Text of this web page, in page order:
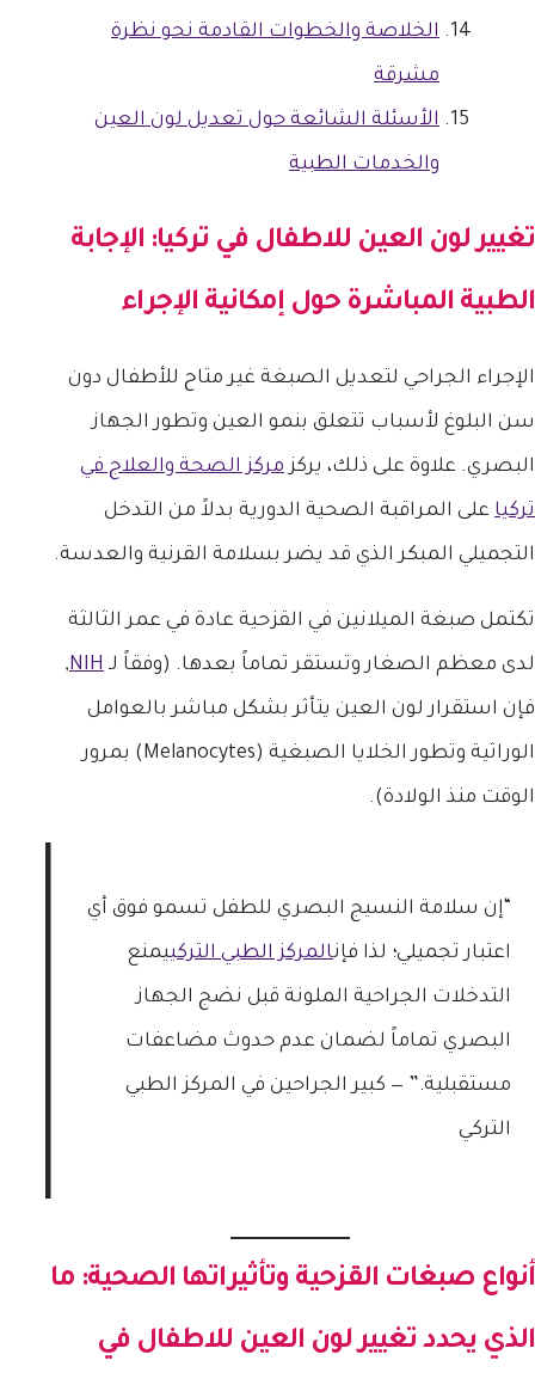
الخلاصة والخطوات القادمة نحو نظرة
مشرقة
الأسئلة الشائعة حول تعديل لون العين
والخدمات الطبية
تغيير لون العين للاطفال في تركيا: الإجابة
الطبية المباشرة حول إمكانية الإجراء
الإجراء الجراحي لتعديل الصبغة غير متاح للأطفال دون
سن البلوغ لأسباب تتعلق بنمو العين وتطور الجهاز
البصري. علاوة على ذلك، يركزمركز الصحة والعلاج في
تركيا على المراقبة الصحية الدورية بدلاً من التدخل
التجميلي المبكر الذي قد يضر بسلامة القرنية والعدسة.
تكتمل صبغة الميلانين في القزحية عادة في عمر الثالثة
لدى معظم الصغار وتستقر تماماً بعدها. (وفقاً لـ NIH
,
فإن استقرار لون العين يتأثر بشكل مباشر بالعوامل
الوراثية وتطور الخلايا الصبغية (Melanocytes) بمرور
الوقت منذ الولادة).
“إن سلامة النسيج البصري للطفل تسمو فوق أي
اعتبار تجميلي؛ لذا فإنالمركز الطبي التركييمنع
التدخلات الجراحية الملونة قبل نضج الجهاز
البصري تماماً لضمان عدم حدوث مضاعفات
مستقبلية.” — كبير الجراحين في المركز الطبي
التركي
أنواع صبغات القزحية وتأثيراتها الصحية: ما
الذي يحدد تغيير لون العين للاطفال في